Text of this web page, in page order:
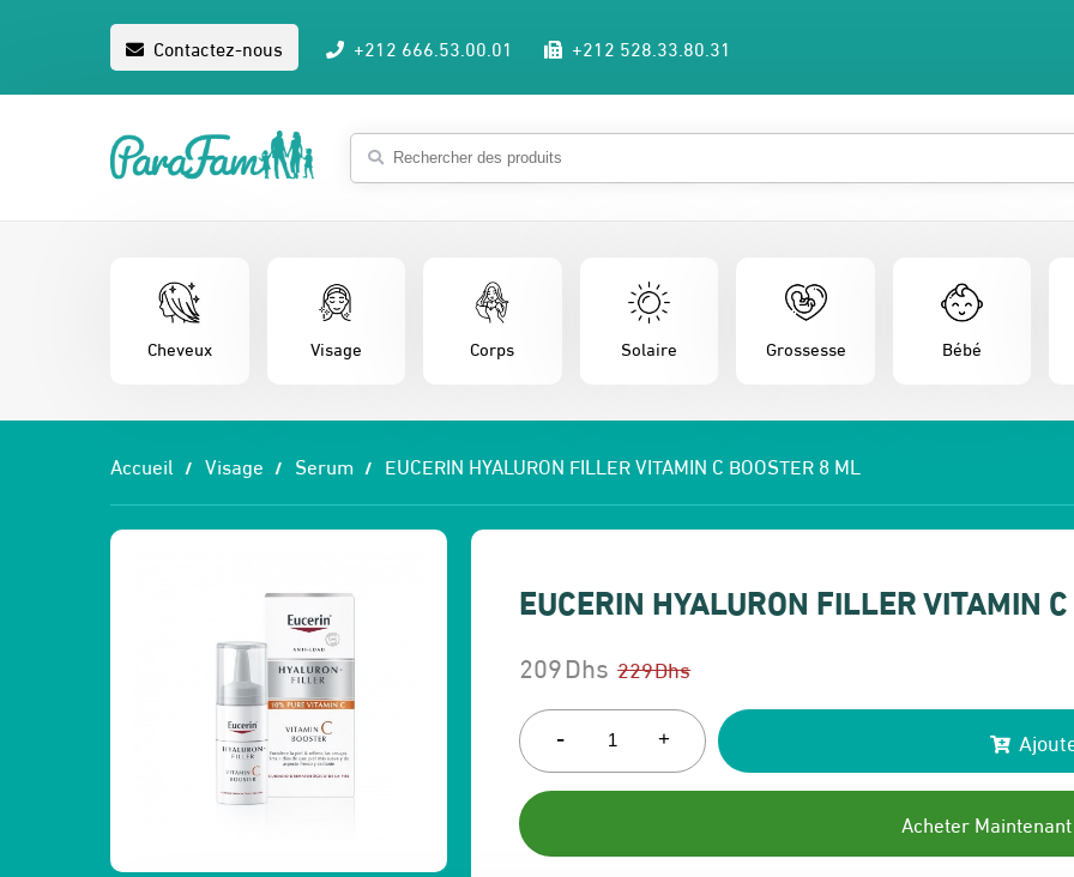
Contactez-nous +212 666.53.00.01 +212 528.33.80.31
Cheveux Visage Corps Solaire Grossesse Bébé
Accueil Visage Serum EUCERIN HYALURON FILLER VITAMIN C BOOSTER 8 ML
EUCERIN HYALURON FILLER VITAMIN
229Dhs
Le
prix
initial
était :
229 Dhs.
209Dhs
Le
prix
actuel
est :
209 Dhs.
- +
Acheter Maintenant